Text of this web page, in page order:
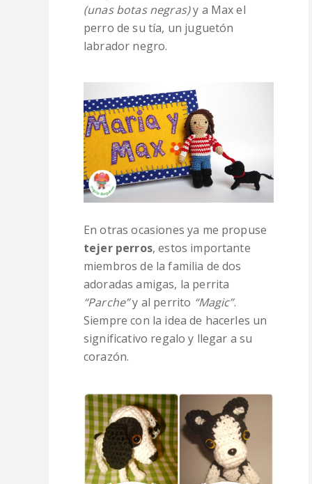
(unas botas negras)y a Max el
perro de su tía, un juguetón
labrador negro.
En otras ocasiones ya me propuse
tejer perros, estos importante
miembros de la familia de dos
adoradas amigas, la perrita
“Parche”y al perrito “Magic”.
Siempre con la idea de hacerles un
significativo regalo y llegar a su
corazón.